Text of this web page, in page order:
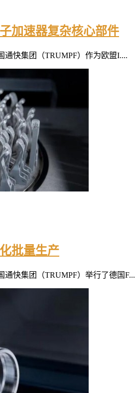
加速器复杂核心部件
快集团（TRUMPF）作为欧盟I....
批量生产
快集团（TRUMPF）举行了德国F...